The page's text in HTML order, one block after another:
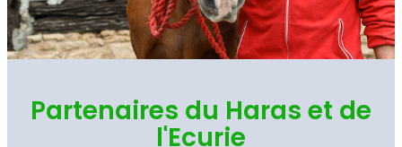
Partenaires du Haras et de
l'Ecurie